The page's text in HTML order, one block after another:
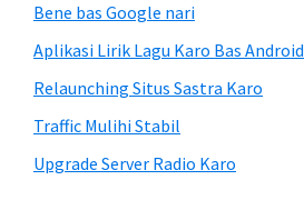
Bene bas Google nari
Aplikasi Lirik Lagu Karo Bas Android
Relaunching Situs Sastra Karo
Traffic Mulihi Stabil
Upgrade Server Radio Karo